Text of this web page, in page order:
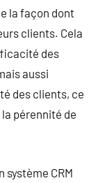
la façon dont
clients. Cela
des
aussi
des clients, ce
pérennité de
système CRM